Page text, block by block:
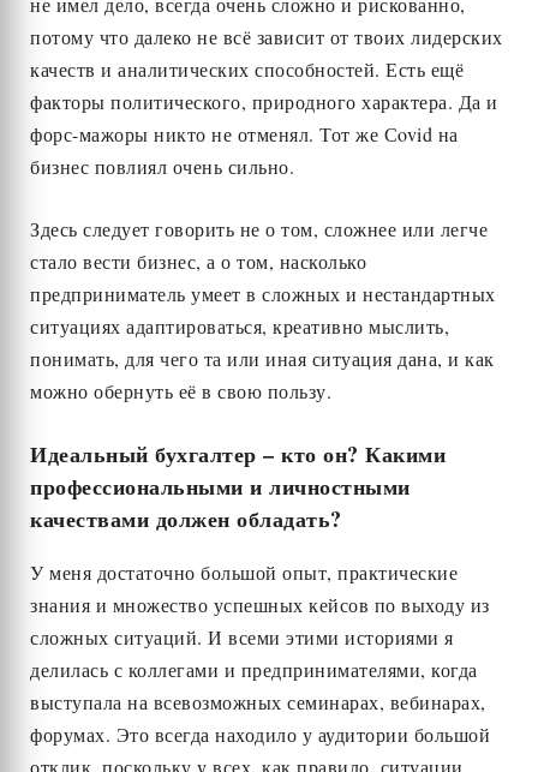
потому что далеко не всё зависит от твоих лидерских
качеств и аналитических способностей. Есть ещё
факторы политического, природного характера. Да и
форс-мажоры никто не отменял. Тот же Сovid на
бизнес повлиял очень сильно.
Здесь следует говорить не о том, сложнее или легче
стало вести бизнес, а о том, насколько
предприниматель умеет в сложных и нестандартных
ситуациях адаптироваться, креативно мыслить,
понимать, для чего та или иная ситуация дана, и как
можно обернуть её в свою пользу.
Идеальный бухгалтер – кто он? Какими
профессиональными и личностными
качествами должен обладать?
У меня достаточно большой опыт, практические
знания и множество успешных кейсов по выходу из
сложных ситуаций. И всеми этими историями я
делилась с коллегами и предпринимателями, когда
выступала на всевозможных семинарах, вебинарах,
форумах. Это всегда находило у аудитории большой
отклик, поскольку у всех, как правило, ситуации